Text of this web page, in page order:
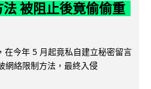
被阻止後竟偷偷重
今年 5 月起竟私自建立秘密留言
網絡限制方法，最終入侵